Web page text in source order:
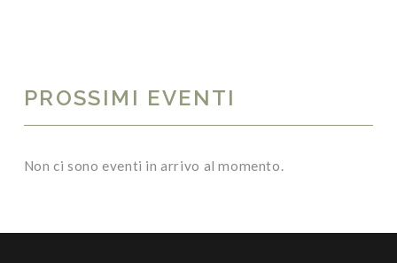
PROSSIMI EVENTI
Non ci sono eventi in arrivo al momento.